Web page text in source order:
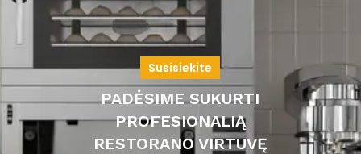
Susisiekite
PADĖSIME SUKURTI
PROFESIONALIĄ
RESTORANO VIRTUVĘ